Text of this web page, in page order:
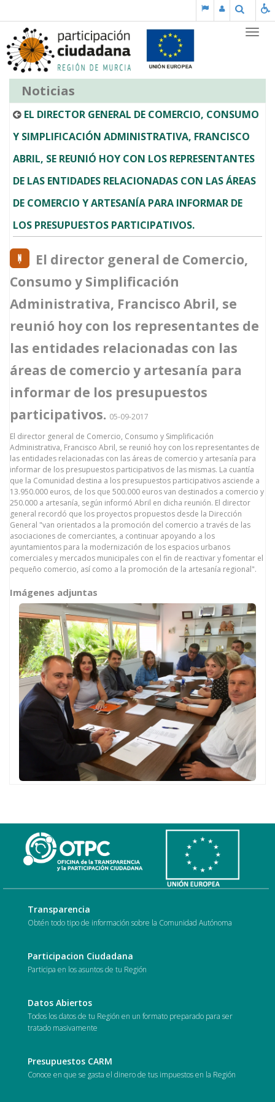
Buscar
Noticias
EL DIRECTOR GENERAL DE COMERCIO, CONSUMO
Y SIMPLIFICACIÓN ADMINISTRATIVA, FRANCISCO
ABRIL, SE REUNIÓ HOY CON LOS REPRESENTANTES
DE LAS ENTIDADES RELACIONADAS CON LAS ÁREAS
DE COMERCIO Y ARTESANÍA PARA INFORMAR DE
LOS PRESUPUESTOS PARTICIPATIVOS.
El director general de Comercio,
Consumo y Simplificación
Administrativa, Francisco Abril, se
reunió hoy con los representantes de
las entidades relacionadas con las
áreas de comercio y artesanía para
informar de los presupuestos
participativos. 05-09-2017
El director general de Comercio, Consumo y Simplificación
Administrativa, Francisco Abril, se reunió hoy con los representantes de
las entidades relacionadas con las áreas de comercio y artesanía para
informar de los presupuestos participativos de las mismas. La cuantía
que la Comunidad destina a los presupuestos participativos asciende a
13.950.000 euros, de los que 500.000 euros van destinados a comercio y
250.000 a artesanía, según informó Abril en dicha reunión. El director
general recordó que los proyectos propuestos desde la Dirección
General "van orientados a la promoción del comercio a través de las
asociaciones de comerciantes, a continuar apoyando a los
ayuntamientos para la modernización de los espacios urbanos
comerciales y mercados municipales con el fin de reactivar y fomentar el
pequeño comercio, así como a la promoción de la artesanía regional".
Imágenes adjuntas
Transparencia
Obtén todo tipo de información sobre la Comunidad Autónoma
Participacion Ciudadana
Participa en los asuntos de tu Región
Datos Abiertos
Todos los datos de tu Región en un formato preparado para ser
tratado masivamente
Presupuestos CARM
Conoce en que se gasta el dinero de tus impuestos en la Región